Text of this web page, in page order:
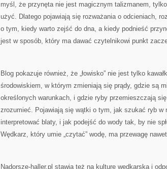
myśl, że przynęta nie jest magicznym talizmanem,
użyć. Dlatego pojawiają się rozważania o odcieniach,
o tym, kiedy warto zejść do dna, a kiedy podnieść
jest w sposób, który ma dawać czytelnikowi punkt
Blog pokazuje również, że „łowisko” nie jest tylko
środowiskiem, w którym zmieniają się prądy, gdzie są
określonych warunkach, i gdzie ryby przemieszczają
zrozumieć. Pojawiają się wątki o tym, jak szukać ryb w
interpretować blaty, i jak podejść do wody tak, by nie
Wędkarz, który umie „czytać” wodę, ma przewagę
Nadorsze-haller.pl stawia też na kulturę wędkarską i